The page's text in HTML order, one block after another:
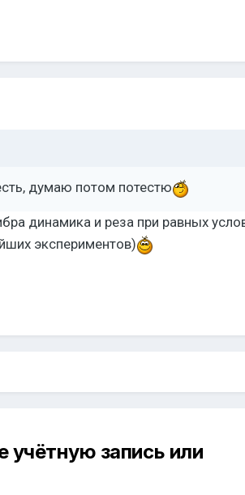
думаю потом потестю
динамика и реза при равных
экспериментов)
учётную запись или